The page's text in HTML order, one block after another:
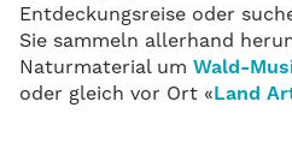
Entdeckungsreise oder
Sie sammeln allerhand
Naturmaterial um Wald-
oder gleich vor Ort «Land